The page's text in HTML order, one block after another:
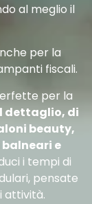
al meglio il
per la
fiscali.
per la
dettaglio, di
beauty,
e
i tempi di
pensate
attività.